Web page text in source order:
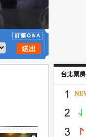
台北票房